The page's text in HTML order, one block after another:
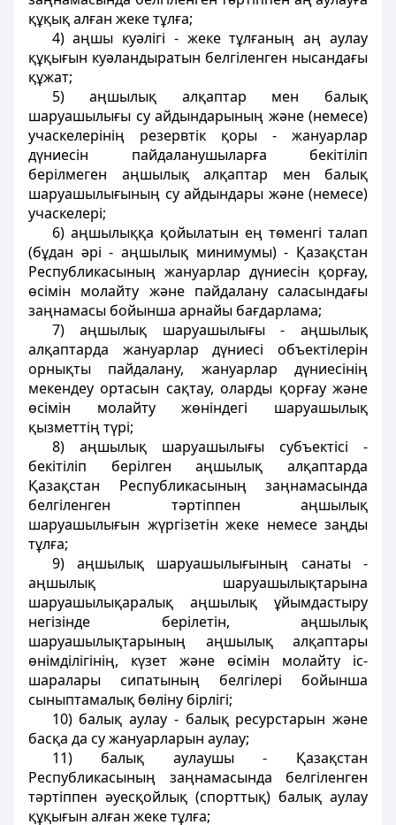
құқық алған жеке тұлға;
4) аңшы куәлігі - жеке тұлғаның аң аулау
құқығын куәландыратын белгіленген нысандағы
құжат;
5) аңшылық алқаптар мен балық
шаруашылығы су айдындарының және (немесе)
учаскелерінің резервтік қоры - жануарлар
дүниесін пайдаланушыларға бекітіліп
берілмеген аңшылық алқаптар мен балық
шаруашылығының су айдындары және (немесе)
учаскелері;
6) аңшылыққа қойылатын ең төменгі талап
(бұдан әрі - аңшылық минимумы) - Қазақстан
Республикасының жануарлар дүниесін қорғау,
өсімін молайту және пайдалану саласындағы
заңнамасы бойынша арнайы бағдарлама;
7) аңшылық шаруашылығы - аңшылық
алқаптарда жануарлар дүниесі объектілерін
орнықты пайдалану, жануарлар дүниесінің
мекендеу ортасын сақтау, оларды қорғау және
өсімін молайту жөніндегі шаруашылық
қызметтің түрі;
8) аңшылық шаруашылығы субъектісі -
бекітіліп берілген аңшылық алқаптарда
Қазақстан Республикасының заңнамасында
белгіленген тәртіппен аңшылық
шаруашылығын жүргізетін жеке немесе заңды
тұлға;
9) аңшылық шаруашылығының санаты -
аңшылық шаруашылықтарына
шаруашылықаралық аңшылық ұйымдастыру
негізінде берілетін, аңшылық
шаруашылықтарының аңшылық алқаптары
өнімділігінің, күзет және өсімін молайту іс-
шаралары сипатының белгілері бойынша
сыныптамалық бөліну бірлігі;
10) балық аулау - балық ресурстарын және
басқа да су жануарларын аулау;
11) балық аулаушы - Қазақстан
Республикасының заңнамасында белгіленген
тәртіппен әуесқойлық (спорттық) балық аулау
құқығын алған жеке тұлға;